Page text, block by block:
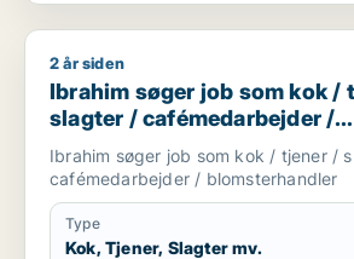
Ibrahim søger job som kok / tjener /
2 år siden
Ibrahim søger job som kok /
slagter / cafémedarbejder /
blomsterhandler
Ibrahim søger job som kok / tjener /
cafémedarbejder / blomsterhandler
Type
Kok, Tjener, Slagter mv.